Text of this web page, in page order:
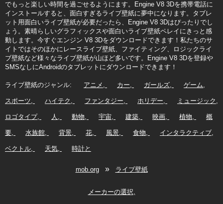
でもっと楽しい時間を過ごせるようにます。Engine V8 3Dを携帯電話に
インストールすると、面白すぎるライブ壁紙に夢中になります。タブレ
ット用面白いライブ壁紙が必要だったら、Engine V8 3Dはぴったりでし
ょう。素晴らしいグラフィックスや面白いライブ壁紙ペレイにきっと感
動します。今すぐエンジン V8 3Dをダウンロードできます！私たちのサ
イトではそのほかにレースライブ壁紙、ファイティング、ロジックライ
ブ壁紙など様々なライブ壁紙が山ほど多いです。Engine V8 3Dを登録や
SMSなしにAndroidのタブレットにダウンロードできます！
ライブ壁紙のジャンル: アニメ カー ガールズ ゲーム
スポーツ ハイテク ファンタジー ホリデー ミュージック
ロゴタイプ 人 動物 宇宙 建築 映画 植物 概
要 水族館 背景 花 風景 食物 インタラクティブ
ベクトル 天気 時計と
mob.org» ライブ壁紙
メーカーの選択